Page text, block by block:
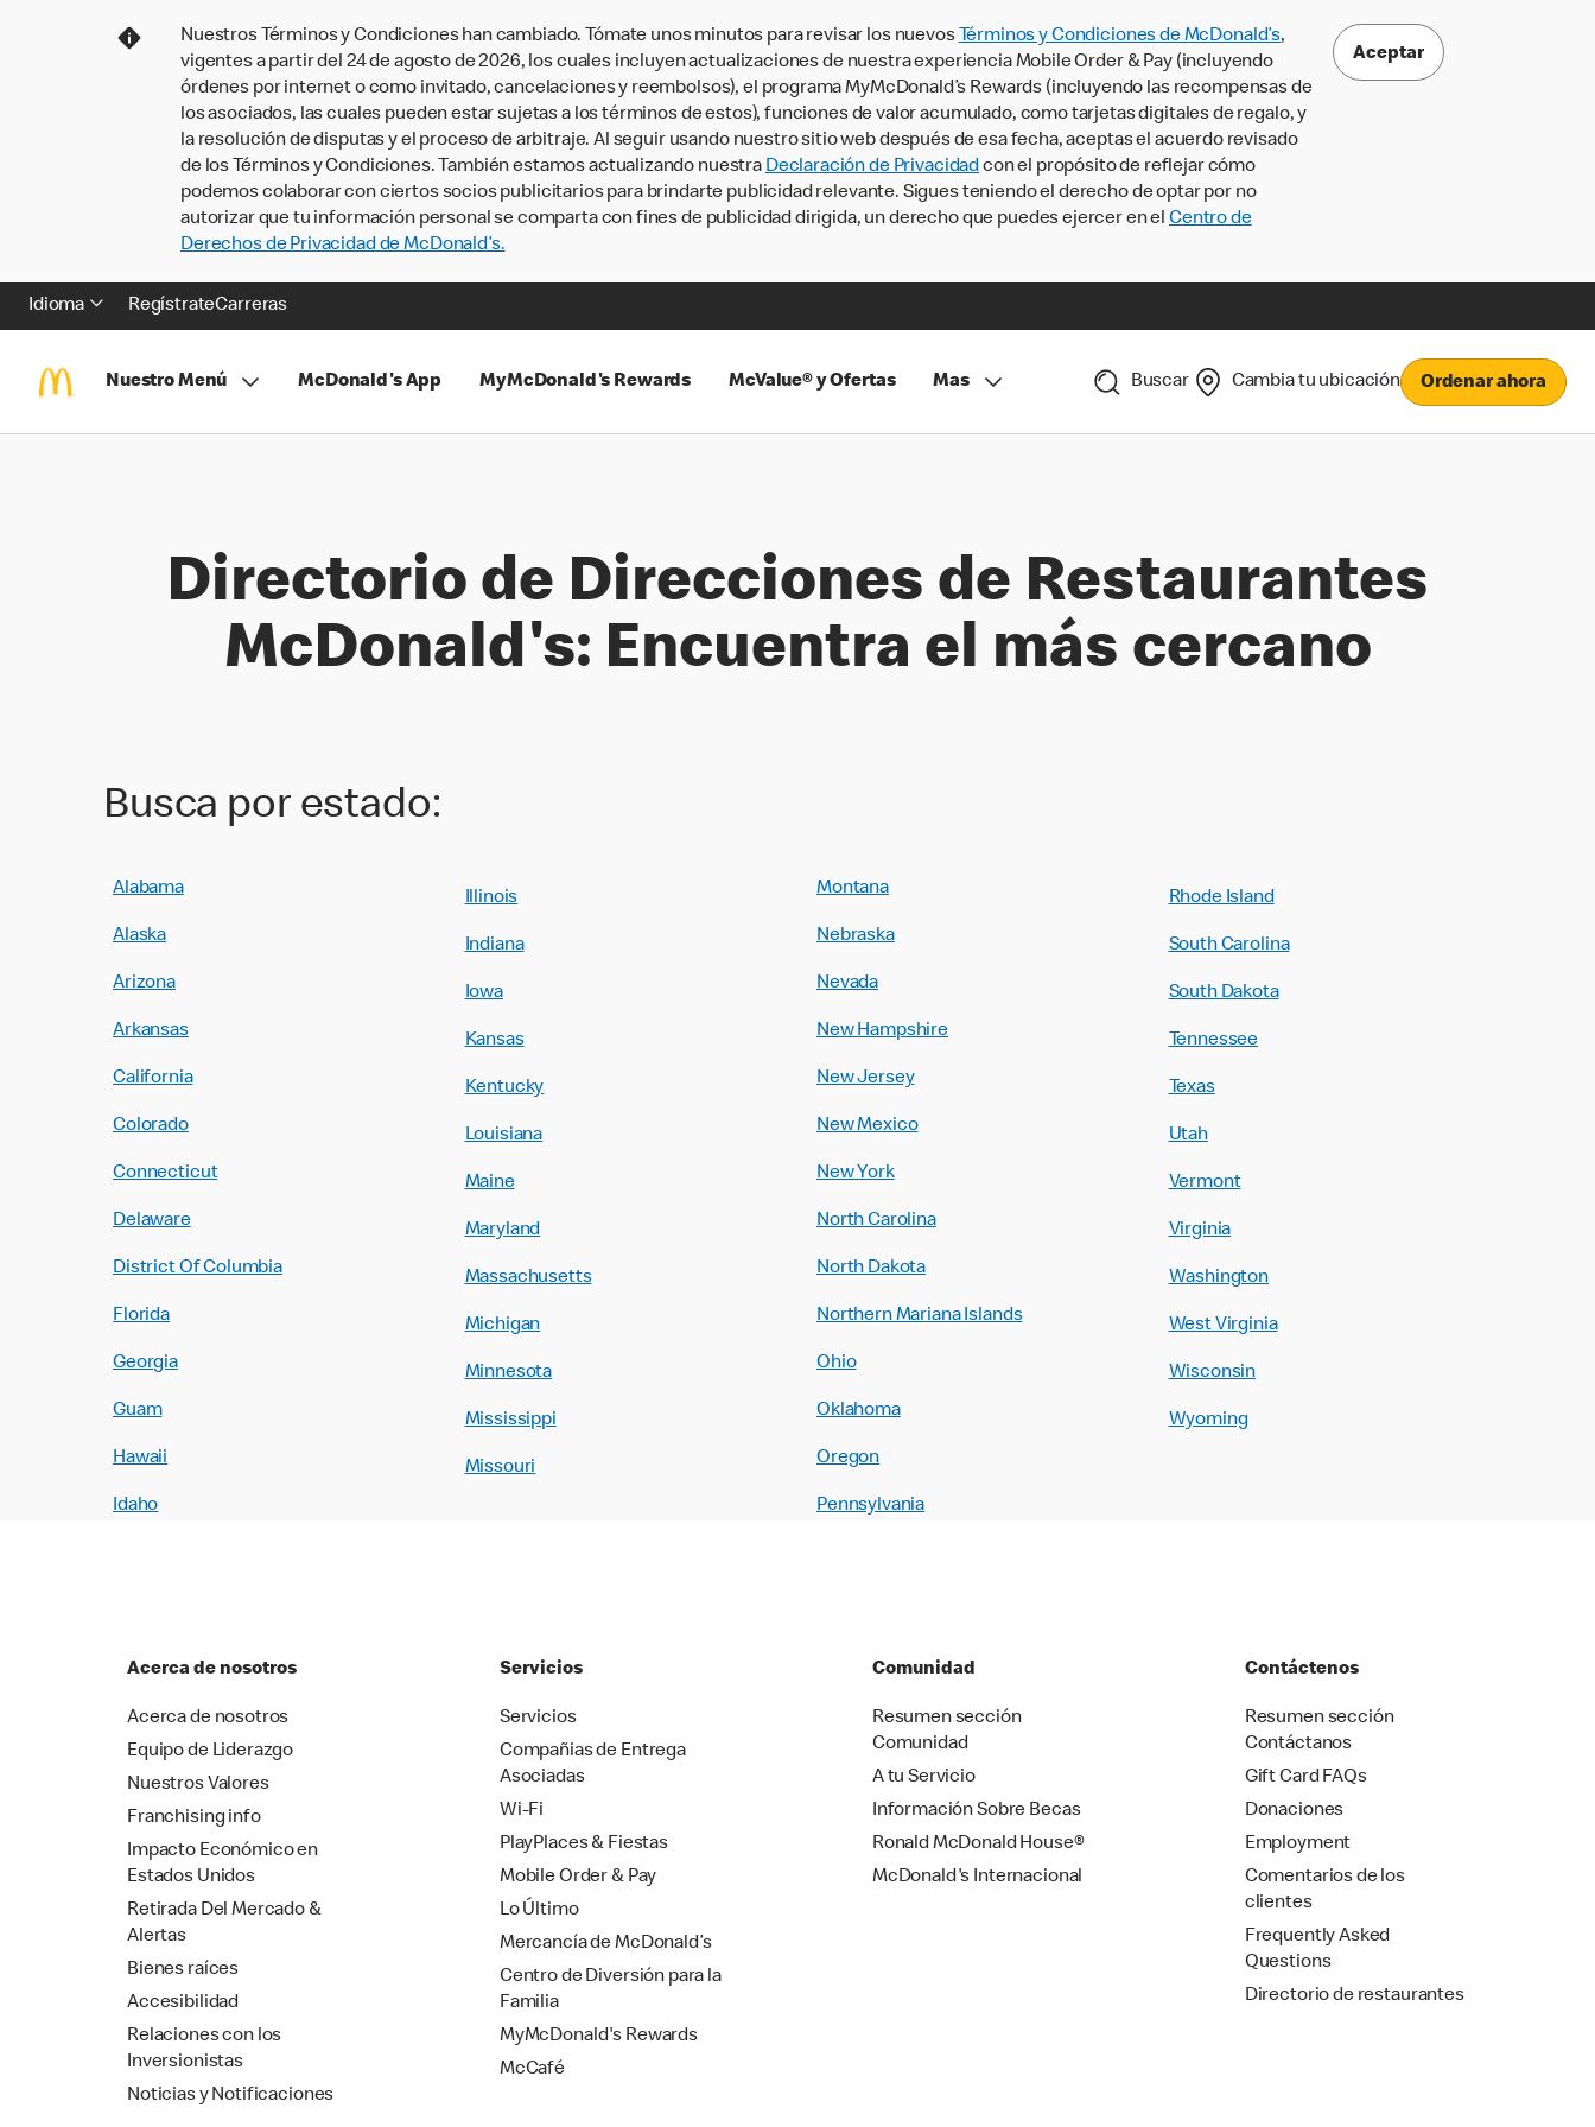
Nuestros Términos y Condiciones han cambiado. Tómate unos minutos para revisar los nuevos Términos y Condiciones de McDonald’s,
vigentes a partir del 24 de agosto de 2026, los cuales incluyen actualizaciones de nuestra experiencia Mobile Order & Pay (incluyendo
órdenes por internet o como invitado, cancelaciones y reembolsos), el programa MyMcDonald’s Rewards (incluyendo las recompensas de
los asociados, las cuales pueden estar sujetas a los términos de estos), funciones de valor acumulado, como tarjetas digitales de regalo, y
la resolución de disputas y el proceso de arbitraje. Al seguir usando nuestro sitio web después de esa fecha, aceptas el acuerdo revisado
de los Términos y Condiciones. También estamos actualizando nuestra Declaración de Privacidadcon el propósito de reflejar cómo
podemos colaborar con ciertos socios publicitarios para brindarte publicidad relevante. Sigues teniendo el derecho de optar por no
autorizar que tu información personal se comparta con fines de publicidad dirigida, un derecho que puedes ejercer en el Centro de
Derechos de Privacidad de McDonald’s.
Aceptar
Idioma RegístrateCarreras
Nuestro Menú McDonald's App MyMcDonald's Rewards McValue® y Ofertas Mas Buscar Cambia tu ubicación Ordenar ahora
Directorio de Direcciones de Restaurantes
McDonald's: Encuentra el más cercano
Busca por estado:
Alabama
Alaska
Arizona
Arkansas
California
Colorado
Connecticut
Delaware
District Of Columbia
Florida
Georgia
Guam
Hawaii
Idaho
Illinois
Indiana
Iowa
Kansas
Kentucky
Louisiana
Maine
Maryland
Massachusetts
Michigan
Minnesota
Mississippi
Missouri
Montana
Nebraska
Nevada
New Hampshire
New Jersey
New Mexico
New York
North Carolina
North Dakota
Northern Mariana Islands
Ohio
Oklahoma
Oregon
Pennsylvania
Rhode Island
South Carolina
South Dakota
Tennessee
Texas
Utah
Vermont
Virginia
Washington
West Virginia
Wisconsin
Wyoming
Acerca de nosotros
Acerca de nosotros
Equipo de Liderazgo
Nuestros Valores
Franchising info
Impacto Económico en
Estados Unidos
Retirada Del Mercado &
Alertas
Bienes raíces
Accesibilidad
Relaciones con los
Inversionistas
Noticias y Notificaciones
Servicios
Servicios
Compañias de Entrega
Asociadas
Wi-Fi
PlayPlaces & Fiestas
Mobile Order & Pay
Lo Último
Mercancía de McDonald’s
Centro de Diversión para la
Familia
MyMcDonald's Rewards
McCafé
Comunidad
Resumen sección
Comunidad
A tu Servicio
Información Sobre Becas
Ronald McDonald House®
McDonald's Internacional
Contáctenos
Resumen sección
Contáctanos
Gift Card FAQs
Donaciones
Employment
Comentarios de los
clientes
Frequently Asked
Questions
Directorio de restaurantes